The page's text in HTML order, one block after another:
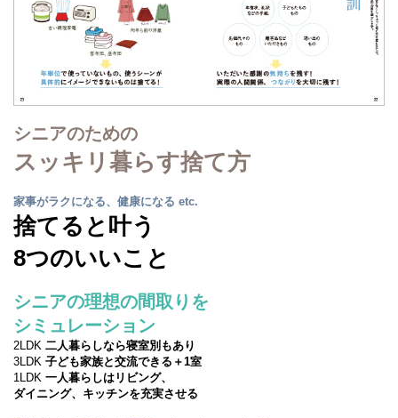
シニアのための
スッキリ暮らす捨て方
家事がラクになる、健康になる etc.
捨てると叶う
8つのいいこと
シニアの理想の間取りを
シミュレーション
2LDK 二人暮らしなら寝室別もあり
3LDK 子ども家族と交流できる＋1室
1LDK 一人暮らしはリビング、
ダイニング、キッチンを充実させる